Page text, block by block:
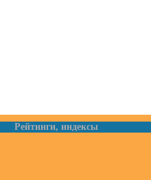
Рейтинги, индексы